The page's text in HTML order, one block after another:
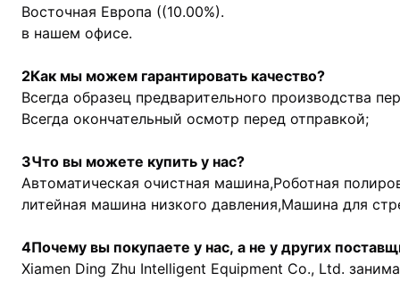
Восточная Европа ((10.00%).
в нашем офисе.
2Как мы можем гарантировать качество?
Всегда образец предварительного производства
Всегда окончательный осмотр перед отправкой;
3Что вы можете купить у нас?
Автоматическая очистная машина,Роботная
литейная машина низкого давления,Машина для
4Почему вы покупаете у нас, а не у других
Xiamen Ding Zhu Intelligent Equipment Co., Ltd.